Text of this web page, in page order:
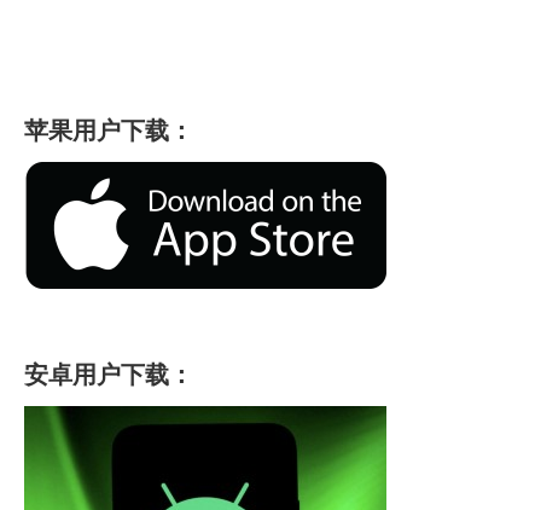
苹果用户下载：
安卓用户下载：